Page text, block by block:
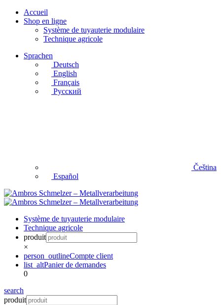
Accueil
Shop en ligne
Système de tuyauterie modulaire
Technique agricole
Sprachen
Deutsch
English
Français
Русский
Čeština
Español
Système de tuyauterie modulaire
Technique agricole
produit
×
person_outlineCompte client
list_altPanier de demandes
0
search
produit